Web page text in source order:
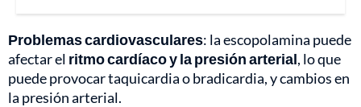
Problemas cardiovasculares: la escopolamina puede
afectar el ritmo cardíaco y la presión arterial, lo que
puede provocar taquicardia o bradicardia, y cambios en
la presión arterial.